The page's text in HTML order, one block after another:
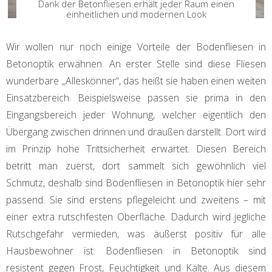
Dank der Betonfliesen erhält jeder Raum einen
einheitlichen und modernen Look
Wir wollen nur noch einige Vorteile der Bodenfliesen in
Betonoptik erwähnen. An erster Stelle sind diese Fliesen
wunderbare „Alleskönner“, das heißt sie haben einen weiten
Einsatzbereich. Beispielsweise passen sie prima in den
Eingangsbereich jeder Wohnung, welcher eigentlich den
Übergang zwischen drinnen und draußen darstellt. Dort wird
im Prinzip hohe Trittsicherheit erwartet. Diesen Bereich
betritt man zuerst, dort sammelt sich gewöhnlich viel
Schmutz, deshalb sind Bodenfliesen in Betonoptik hier sehr
passend. Sie sind erstens pflegeleicht und zweitens – mit
einer extra rutschfesten Oberfläche. Dadurch wird jegliche
Rutschgefahr vermieden, was äußerst positiv für alle
Hausbewohner ist. Bodenfliesen in Betonoptik sind
resistent gegen Frost, Feuchtigkeit und Kälte. Aus diesem